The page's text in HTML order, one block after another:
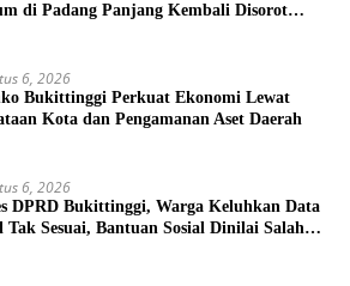
di Padang Panjang Kembali Disorot
6, 2026
Bukittinggi Perkuat Ekonomi Lewat
Kota dan Pengamanan Aset Daerah
6, 2026
DPRD Bukittinggi, Warga Keluhkan Data
Tak Sesuai, Bantuan Sosial Dinilai Salah